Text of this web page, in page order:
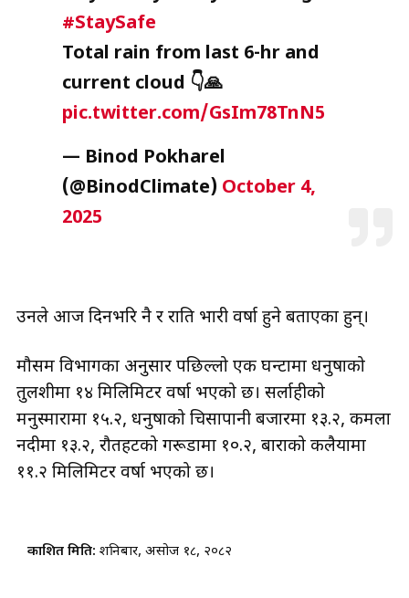
#StaySafe
Total rain from last 6-hr and
current cloud 👇🙏
pic.twitter.com/GsIm78TnN5
— Binod Pokharel
(@BinodClimate) October 4,
2025
उनले आज दिनभरि नै र राति भारी वर्षा हुने बताएका हुन्।
मौसम विभागका अनुसार पछिल्लो एक घन्टामा धनुषाको
तुलशीमा १४ मिलिमिटर वर्षा भएको छ। सर्लाहीको
मनुस्मारामा १५.२, धनुषाको चिसापानी बजारमा १३.२, कमला
नदीमा १३.२, रौतहटको गरूडामा १०.२, बाराको कलैयामा
११.२ मिलिमिटर वर्षा भएको छ।
प्रकाशित मिति: शनिबार, असोज १८, २०८२